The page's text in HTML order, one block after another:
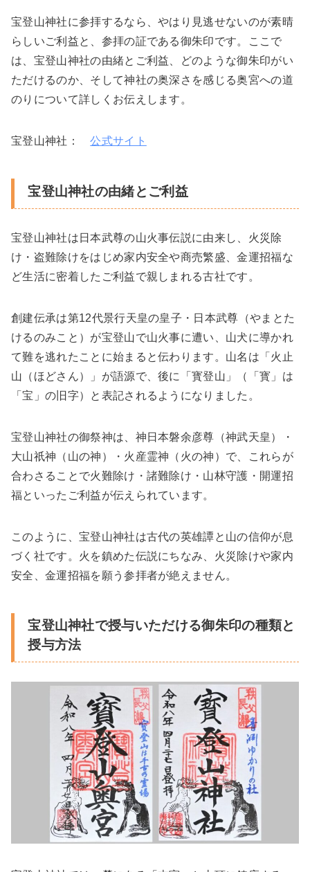
宝登山神社に参拝するなら、やはり見逃せないのが素晴
らしいご利益と、参拝の証である御朱印です。ここで
は、宝登山神社の由緒とご利益、どのような御朱印がい
ただけるのか、そして神社の奥深さを感じる奥宮への道
のりについて詳しくお伝えします。
宝登山神社：公式サイト
宝登山神社の由緒とご利益
宝登山神社は日本武尊の山火事伝説に由来し、火災除
け・盗難除けをはじめ家内安全や商売繁盛、金運招福な
ど生活に密着したご利益で親しまれる古社です。
創建伝承は第12代景行天皇の皇子・日本武尊（やまとた
けるのみこと）が宝登山で山火事に遭い、山犬に導かれ
て難を逃れたことに始まると伝わります。山名は「火止
山（ほどさん）」が語源で、後に「寳登山」（「寳」は
「宝」の旧字）と表記されるようになりました。
宝登山神社の御祭神は、神日本磐余彦尊（神武天皇）・
大山祇神（山の神）・火産霊神（火の神）で、これらが
合わさることで火難除け・諸難除け・山林守護・開運招
福といったご利益が伝えられています。
このように、宝登山神社は古代の英雄譚と山の信仰が息
づく社です。火を鎮めた伝説にちなみ、火災除けや家内
安全、金運招福を願う参拝者が絶えません。
宝登山神社で授与いただける御朱印の種類と
授与方法